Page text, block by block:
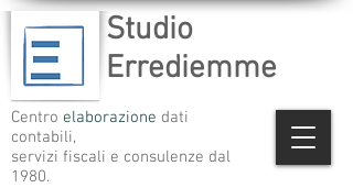
Studio
Errediemme
Centro elaborazione dati
contabili,
servizi fiscali e consulenze dal
1980.